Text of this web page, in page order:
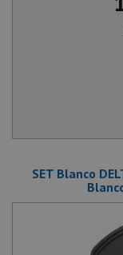
SET Blanco